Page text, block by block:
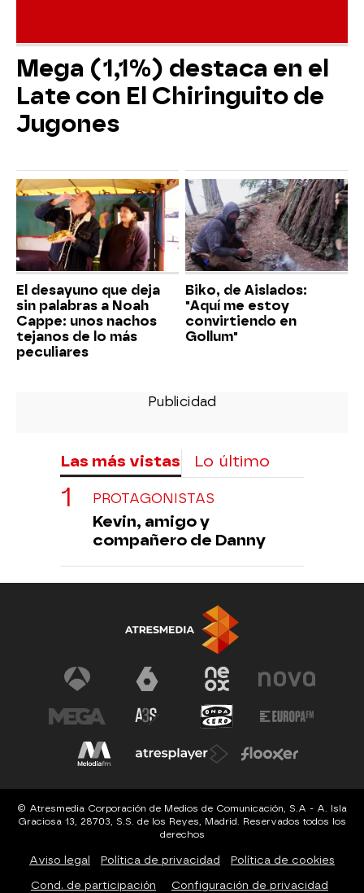
Mega (1,1%) destaca en el
Late con El Chiringuito de
Jugones
El desayuno que deja
sin palabras a Noah
Cappe: unos nachos
tejanos de lo más
peculiares
Biko, de Aislados:
"Aquí me estoy
convirtiendo en
Gollum"
Las más vistas Lo último
PROTAGONISTAS
Kevin, amigo y
compañero de Danny
© Atresmedia Corporación de Medios de Comunicación, S.A - A. Isla
Graciosa 13, 28703, S.S. de los Reyes, Madrid. Reservados todos los
derechos
Aviso legal Política de privacidad Política de cookies
Cond. de participación Configuración de privacidad